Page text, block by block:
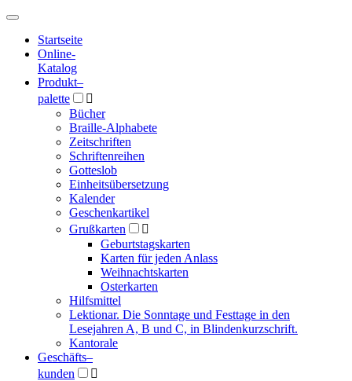
Hauptmenü
Hauptmenü
Startseite
Online-
Katalog
Produkt–
palette

Bücher
Braille-Alphabete
Zeitschriften
Schriftenreihen
Gotteslob
Einheitsübersetzung
Kalender
Geschenkartikel
Grußkarten

Geburtstagskarten
Karten für jeden Anlass
Weihnachtskarten
Osterkarten
Hilfsmittel
Lektionar. Die Sonntage und Festtage in den
Lesejahren A, B und C, in Blindenkurzschrift.
Kantorale
Geschäfts­–
kunden
